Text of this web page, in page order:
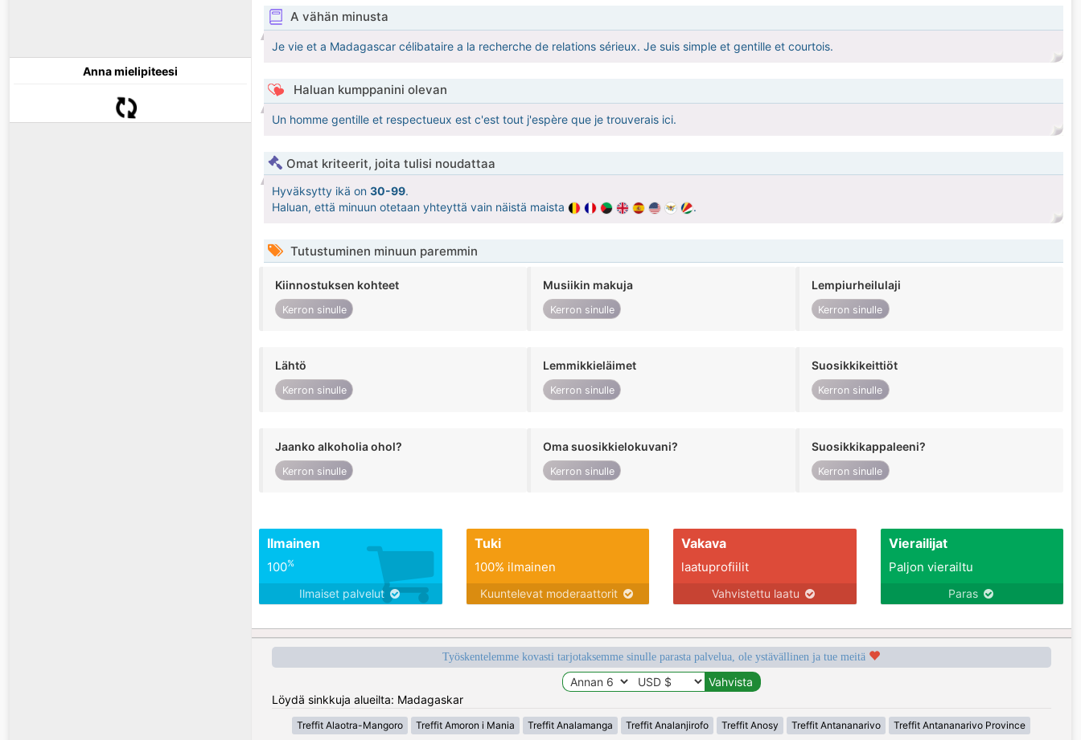
Anna mielipiteesi
A vähän minusta
Je vie et a Madagascar célibataire a la recherche de relations sérieux. Je suis simple et gentille et courtois.
Haluan kumppanini olevan
Un homme gentille et respectueux est c'est tout j'espère que je trouverais ici.
Omat kriteerit, joita tulisi noudattaa
Hyväksytty ikä on 30-99.
Haluan, että minuun otetaan yhteyttä vain näistä maista
.
Tutustuminen minuun paremmin
Kiinnostuksen kohteet
Kerron sinulle
Musiikin makuja
Kerron sinulle
Lempiurheilulaji
Kerron sinulle
Lähtö
Kerron sinulle
Lemmikkieläimet
Kerron sinulle
Suosikkikeittiöt
Kerron sinulle
Jaanko alkoholia ohol?
Kerron sinulle
Oma suosikkielokuvani?
Kerron sinulle
Suosikkikappaleeni?
Kerron sinulle
Ilmainen
100%
Ilmaiset palvelut
Tuki
100% ilmainen
Kuuntelevat moderaattorit
Vakava
laatuprofiilit
Vahvistettu laatu
Vierailijat
Paljon vierailtu
Paras
Työskentelemme kovasti tarjotaksemme sinulle parasta palvelua, ole ystävällinen ja tue meitä
Löydä sinkkuja alueilta: Madagaskar
Treffit Alaotra-Mangoro Treffit Amoron i Mania Treffit Analamanga Treffit Analanjirofo Treffit Anosy Treffit Antananarivo Treffit Antananarivo Province